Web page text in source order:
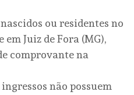
ou residentes no
em Juiz de Fora (MG),
comprovante na
não possuem